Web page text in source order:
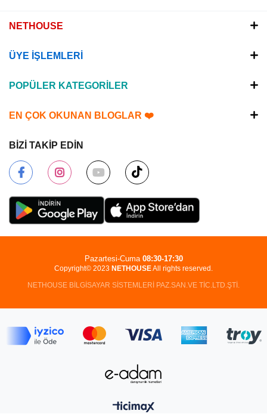
NETHOUSE
ÜYE İŞLEMLERİ
POPÜLER KATEGORİLER
EN ÇOK OKUNAN BLOGLAR ❤️
BİZİ TAKİP EDİN
Copyright© 2023 NETHOUSEAll rights reserved.
NETHOUSE BİLGİSAYAR SİSTEMLERİ PAZ.SAN.VE TİC.LTD.ŞTİ.
Pazartesi-Cuma 08:30-17:30